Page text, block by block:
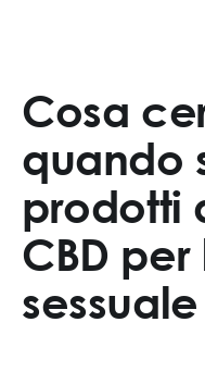
Cosa
quando
prodotti
CBD
sessuale